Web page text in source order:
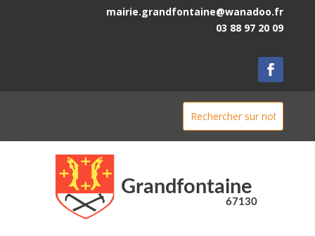
mairie.grandfontaine@wanadoo.fr
03 88 97 20 09